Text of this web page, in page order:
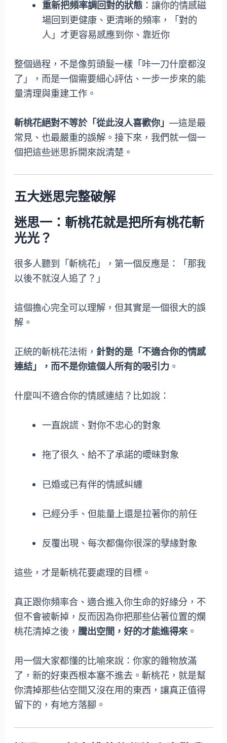
重新把頻率調回對的狀態：讓你的情感磁
場回到更健康、更清晰的頻率，「對的
人」才更容易感應到你、靠近你
整個過程，不是像剪頭髮一樣「咔一刀什麼都沒
了」，而是一個需要細心評估、一步一步來的能
量清理與重建工作。
斬桃花絕對不等於「從此沒人喜歡你」—這是最
常見、也最嚴重的誤解。接下來，我們就一個一
個把這些迷思拆開來說清楚。
五大迷思完整破解
迷思一：斬桃花就是把所有桃花斬
光光？
很多人聽到「斬桃花」，第一個反應是：「那我
以後不就沒人追了？」
這個擔心完全可以理解，但其實是一個很大的誤
解。
正統的斬桃花法術， 針對的是「不適合你的情感
連結」，而不是你這個人所有的吸引力 。
什麼叫不適合你的情感連結？比如說：
一直說謊、對你不忠心的對象
拖了很久、給不了承諾的曖昧對象
已婚或已有伴的情感糾纏
已經分手、但能量上還是拉著你的前任
反覆出現、每次都傷你很深的孽緣對象
這些，才是斬桃花要處理的目標。
真正跟你頻率合、適合進入你生命的好緣分，不
但不會被斬掉，反而因為你把那些佔著位置的爛
桃花清掉之後， 騰出空間，好的才能進得來 。
用一個大家都懂的比喻來說：你家的雜物放滿
了，新的好東西根本塞不進去。斬桃花，就是幫
你清掉那些佔空間又沒在用的東西，讓真正值得
留下的，有地方落腳。